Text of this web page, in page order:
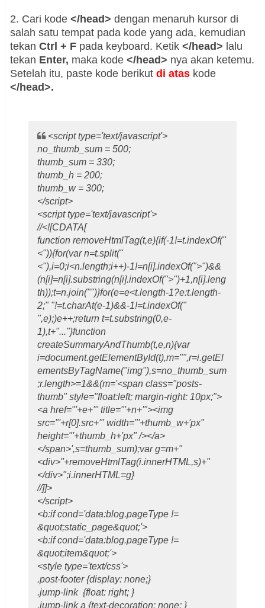
2. Cari kode </head> dengan menaruh kursor di
salah satu tempat pada kode yang ada, kemudian
tekan Ctrl + F pada keyboard. Ketik </head> lalu
tekan Enter, maka kode </head> nya akan ketemu.
Setelah itu, paste kode berikut di atas kode
</head>.
<script type='text/javascript'>
no_thumb_sum = 500;
thumb_sum = 330;
thumb_h = 200;
thumb_w = 300;
</script>
<script type='text/javascript'>
//<![CDATA[
function removeHtmlTag(t,e){if(-1!=t.indexOf("
<")){for(var n=t.split("
<"),i=0;i<n.length;i++)-1!=n[i].indexOf(">")&&
(n[i]=n[i].substring(n[i].indexOf(">")+1,n[i].leng
th));t=n.join("")}for(e=e<t.length-1?e:t.length-
2;" "!=t.charAt(e-1)&&-1!=t.indexOf("
",e);)e++;return t=t.substring(0,e-
1),t+"..."}function
createSummaryAndThumb(t,e,n){var
i=document.getElementById(t),m="",r=i.getEl
ementsByTagName("img"),s=no_thumb_sum
;r.length>=1&&(m='<span class="posts-
thumb" style="float:left; margin-right: 10px;">
<a href="'+e+'" title="'+n+'"><img
src="'+r[0].src+'" width="'+thumb_w+'px"
height="'+thumb_h+'px" /></a>
</span>',s=thumb_sum);var g=m+"
<div>"+removeHtmlTag(i.innerHTML,s)+"
</div>";i.innerHTML=g}
//]]>
</script>
<b:if cond='data:blog.pageType !=
&quot;static_page&quot;'>
<b:if cond='data:blog.pageType !=
&quot;item&quot;'>
<style type='text/css'>
.post-footer {display: none;}
.jump-link {float: right; }
.jump-link a {text-decoration: none; }